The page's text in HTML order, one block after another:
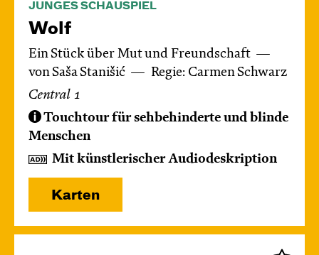
JUNGES SCHAUSPIEL
Wolf
Ein Stück über Mut und Freundschaft
von Saša Stanišić
Regie: Carmen Schwarz
Central 1
Touchtour für sehbehinderte und blinde
Menschen
Mit künstlerischer Audiodeskription
Karten